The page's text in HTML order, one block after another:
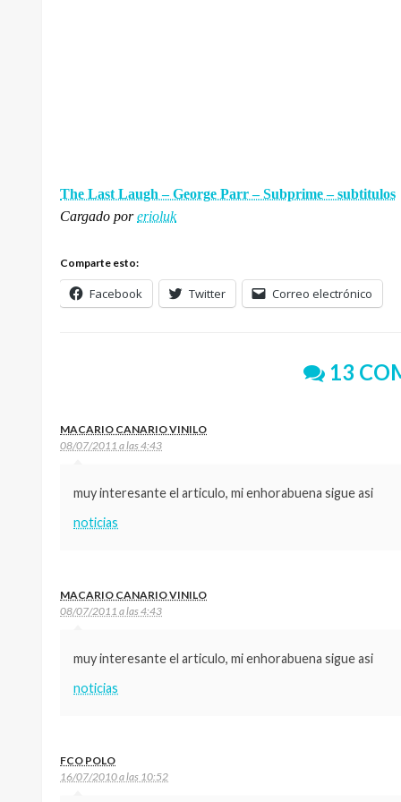
The Last Laugh – George Parr – Subprime – subtitulos
Cargado porerioluk
Comparte esto:
Facebook Twitter Correo electrónico
13
MACARIO CANARIO VINILO
08/07/2011 a las 4:43
muy interesante el articulo, mi enhorabuena sigue asi
noticias
MACARIO CANARIO VINILO
08/07/2011 a las 4:43
muy interesante el articulo, mi enhorabuena sigue asi
noticias
FCO POLO
16/07/2010 a las 10:52